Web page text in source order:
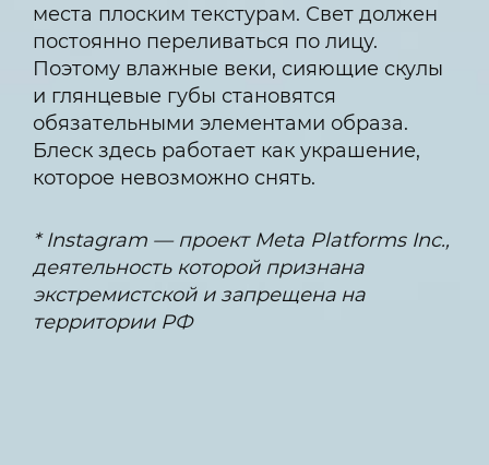
места плоским текстурам. Свет должен
постоянно переливаться по лицу.
Поэтому влажные веки, сияющие скулы
и глянцевые губы становятся
обязательными элементами образа.
Блеск здесь работает как украшение,
которое невозможно снять.
* Instagram — проект Meta Platforms Inc.,
деятельность которой признана
экстремистской и запрещена на
территории РФ